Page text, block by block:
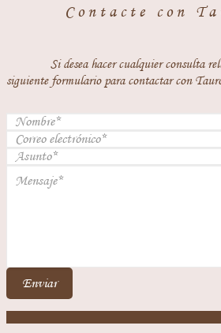
Contacte con
Si desea hacer cualquier consulta
siguiente formulario para contactar con
Enviar